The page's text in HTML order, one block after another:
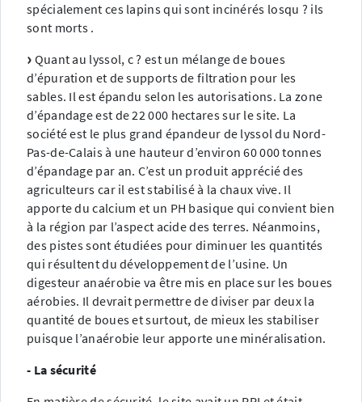
spécialement ces lapins qui sont incinérés losqu ? ils
sont morts .
Quant au lyssol, c ? est un mélange de boues
d’épuration et de supports de filtration pour les
sables. Il est épandu selon les autorisations. La zone
d’épandage est de 22 000 hectares sur le site. La
société est le plus grand épandeur de lyssol du Nord-
Pas-de-Calais à une hauteur d’environ 60 000 tonnes
d’épandage par an. C’est un produit apprécié des
agriculteurs car il est stabilisé à la chaux vive. Il
apporte du calcium et un PH basique qui convient bien
à la région par l’aspect acide des terres. Néanmoins,
des pistes sont étudiées pour diminuer les quantités
qui résultent du développement de l’usine. Un
digesteur anaérobie va être mis en place sur les boues
aérobies. Il devrait permettre de diviser par deux la
quantité de boues et surtout, de mieux les stabiliser
puisque l’anaérobie leur apporte une minéralisation.
- La sécurité